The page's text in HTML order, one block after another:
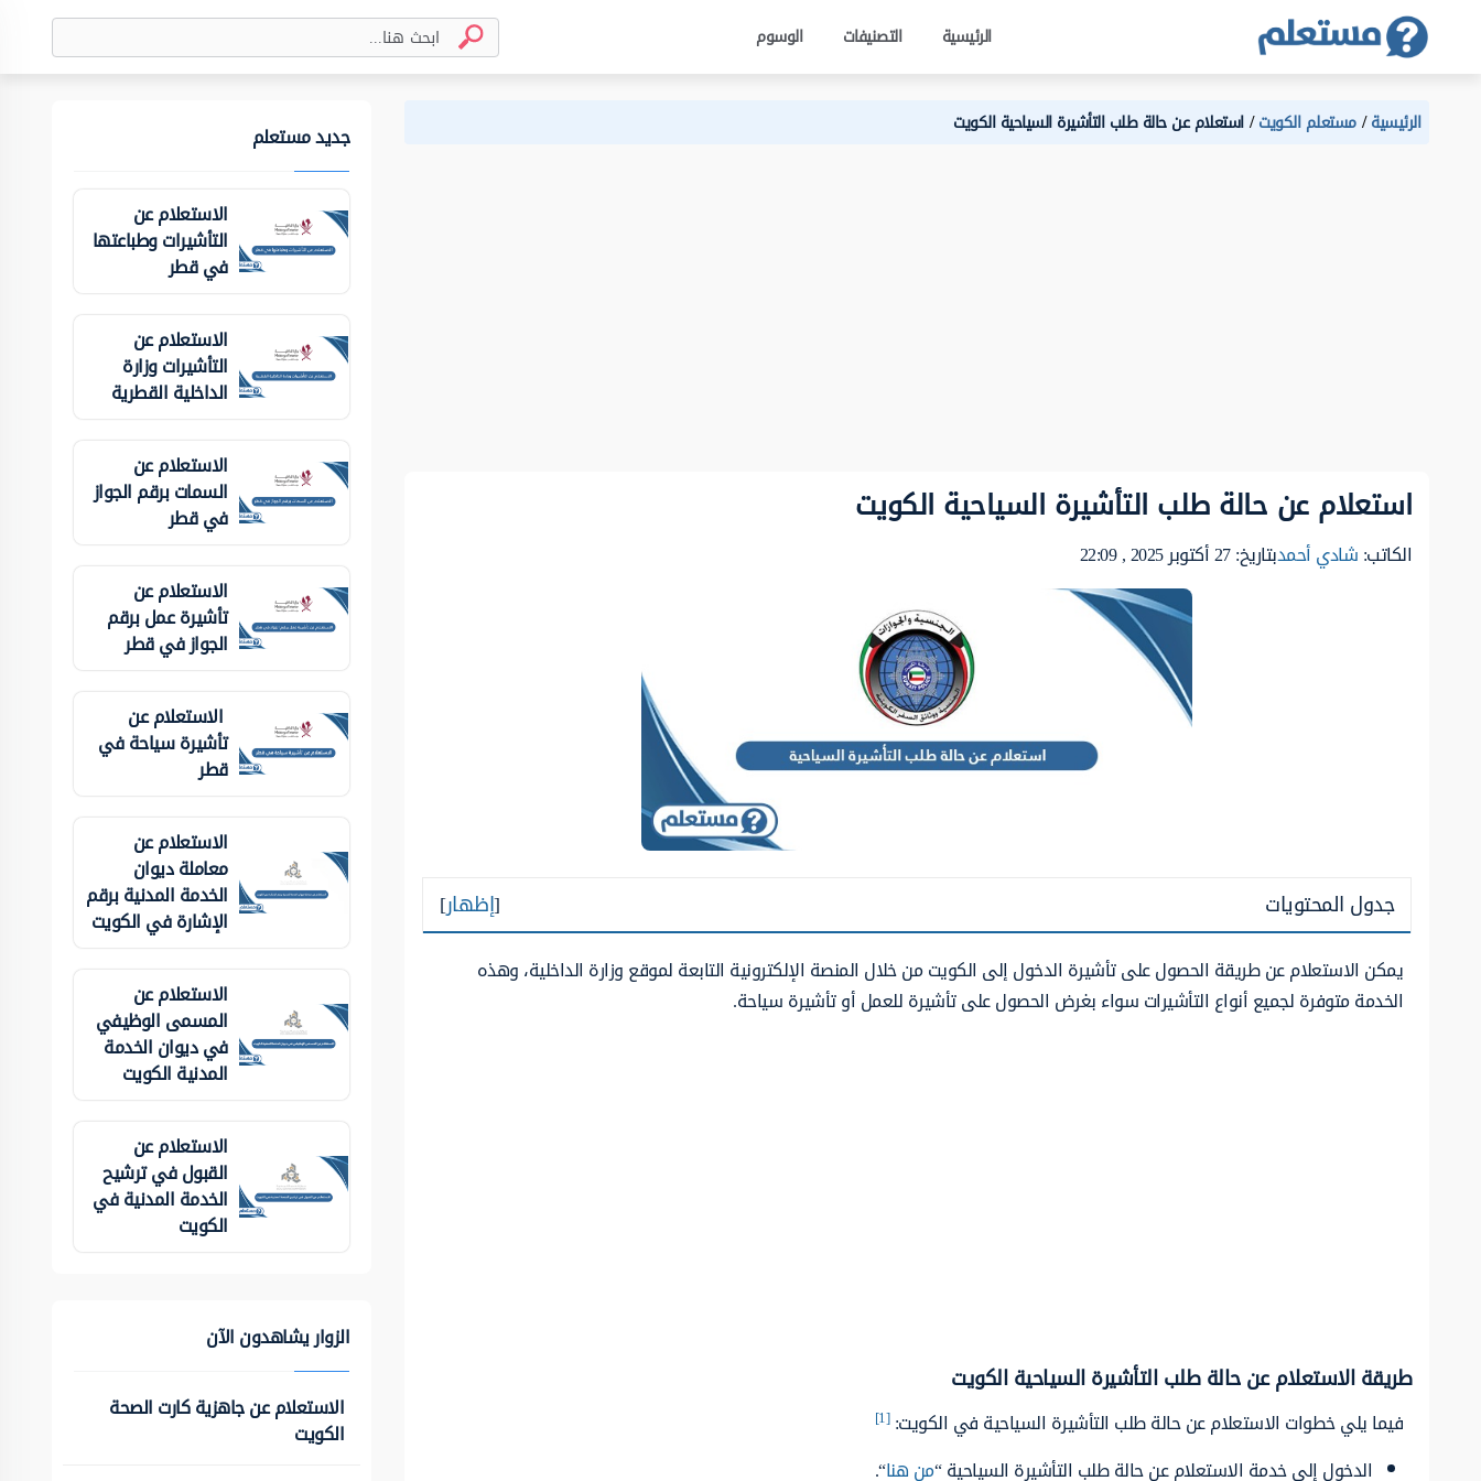
الرئيسية التصنيفات الوسوم
الرئيسية مستعلم الكويت استعلام عن حالة طلب التأشيرة السياحية الكويت
استعلام عن حالة طلب التأشيرة السياحية الكويت
الكاتب:شادي أحمدبتاريخ: 27 أكتوبر 2025 , 22:09
جدول المحتويات [إظهار]
يمكن الاستعلام عن طريقة الحصول على تأشيرة الدخول إلى الكويت من خلال المنصة الإلكترونية التابعة لموقع وزارة الداخلية، وهذه
الخدمة متوفرة لجميع أنواع التأشيرات سواء بغرض الحصول على تأشيرة للعمل أو تأشيرة سياحة.
طريقة الاستعلام عن حالة طلب التأشيرة السياحية الكويت
فيما يلي خطوات الاستعلام عن حالة طلب التأشيرة السياحية في الكويت:[1]
الدخول إلى خدمة الاستعلام عن حالة طلب التأشيرة السياحية “من هنا“.
جديد مستعلم
الاستعلام عن
التأشيرات وطباعتها
في قطر
الاستعلام عن
التأشيرات وزارة
الداخلية ‏القطرية
الاستعلام عن
السمات برقم الجواز
في قطر
الاستعلام عن
تأشيرة عمل برقم
الجواز في قطر
الاستعلام عن
تأشيرة سياحة في
قطر
الاستعلام عن
معاملة ديوان
الخدمة المدنية برقم
الإشارة في الكويت
الاستعلام عن
المسمى الوظيفي
في ديوان الخدمة
المدنية الكويت
الاستعلام عن
القبول في ترشيح
الخدمة المدنية في
الكويت
الزوار يشاهدون الآن
الاستعلام عن جاهزية كارت الصحة
الكويت